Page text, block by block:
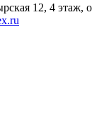
12, 4 этаж,